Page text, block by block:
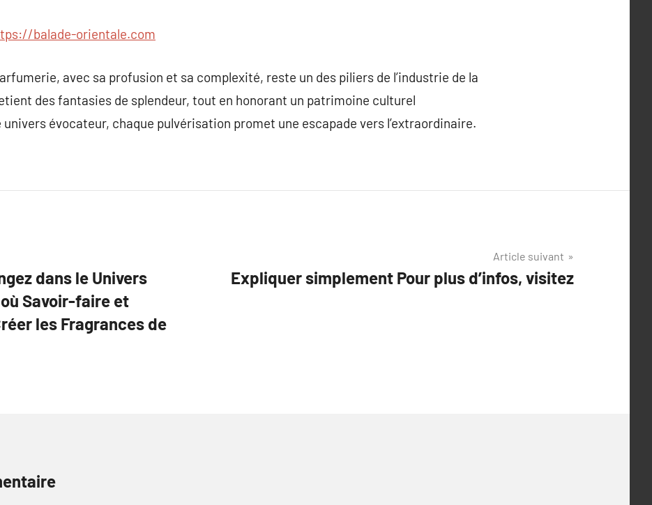
balade-orientale.com
avec sa profusion et sa complexité, reste un des piliers de l’industrie de la
des fantasies de splendeur, tout en honorant un patrimoine culturel
évocateur, chaque pulvérisation promet une escapade vers l’extraordinaire.
dans le Univers
Savoir-faire et
les Fragrances de
Article suivant
Expliquer simplement Pour plus d’infos, visitez